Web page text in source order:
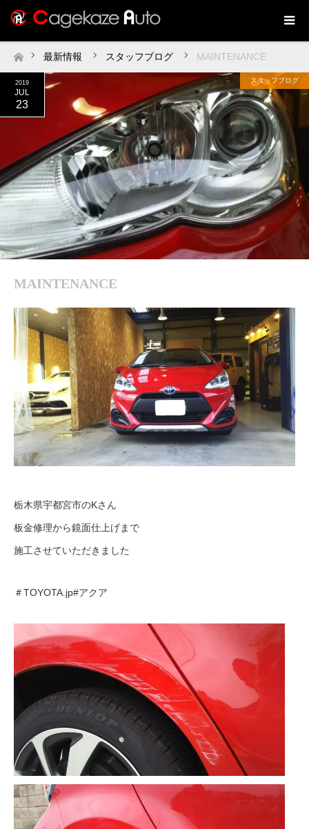
ホーム
最新情報 スタッフブログ MAINTENANCE
2019
JUL
23
スタッフブログ
MAINTENANCE
栃木県宇都宮市のKさん
板金修理から鏡面仕上げまで
施工させていただきました
＃TOYOTA.jp#アクア